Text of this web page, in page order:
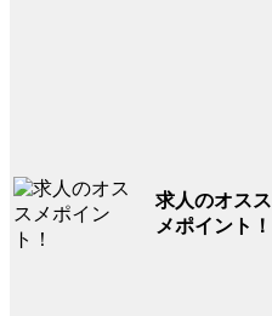
求人のオスス
メポイント！